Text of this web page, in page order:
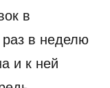
в
в неделю
и к ней